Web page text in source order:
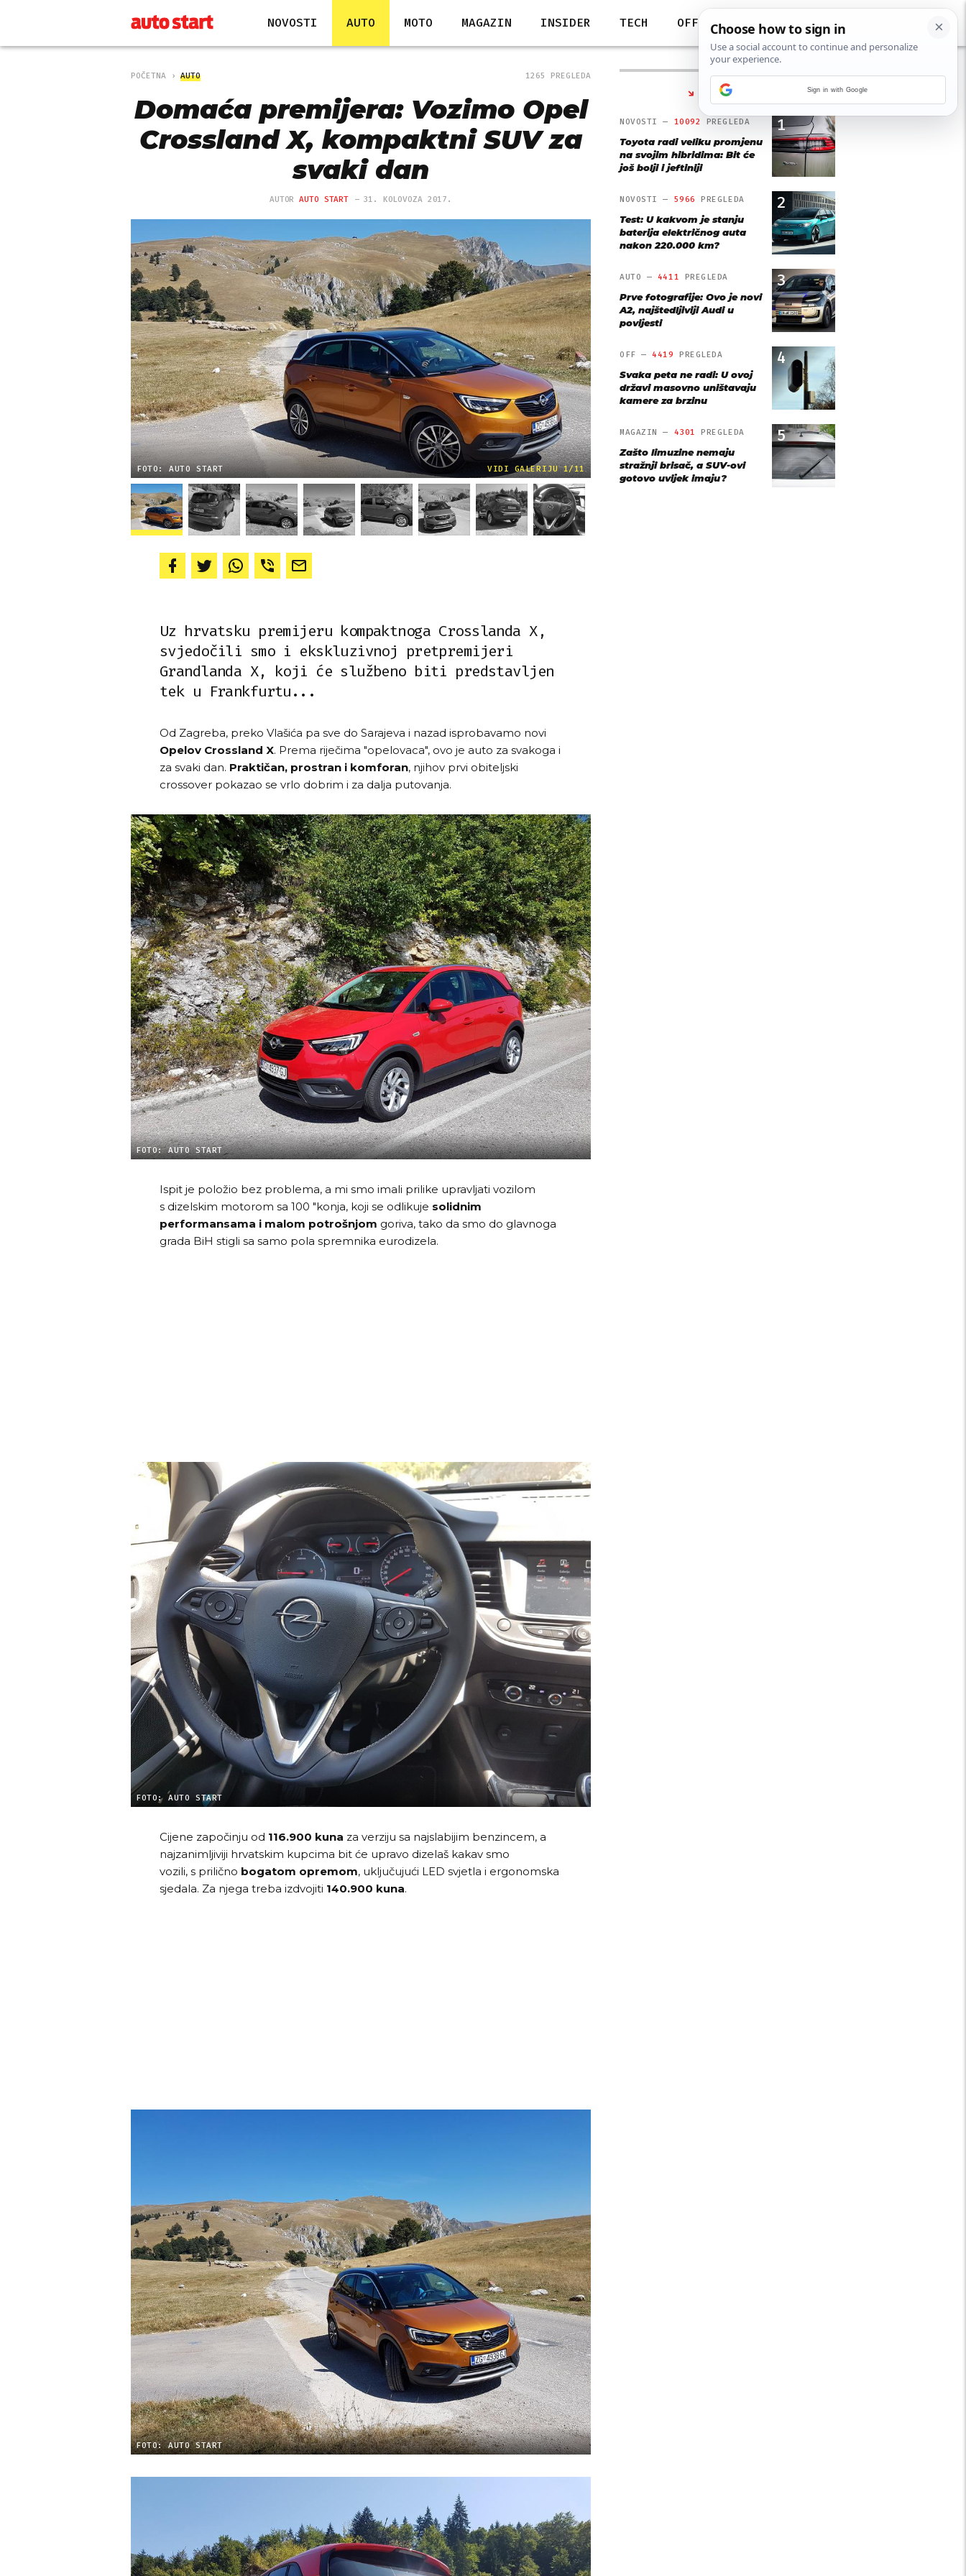
NOVOSTI AUTO MOTO MAGAZIN INSIDER TECH OFF
POČETNA AUTO 1265 PREGLEDA
Domaća premijera: Vozimo Opel
Crossland X, kompaktni SUV za
svaki dan
AUTORAUTO START 31. KOLOVOZA 2017.
FOTO: AUTO START VIDI GALERIJU 1/11
Uz hrvatsku premijeru kompaktnoga Crosslanda X,
svjedočili smo i ekskluzivnoj pretpremijeri
Grandlanda X, koji će službeno biti predstavljen
tek u Frankfurtu...
Od Zagreba, preko Vlašića pa sve do Sarajeva i nazad isprobavamo novi
Opelov Crossland X. Prema riječima "opelovaca", ovo je auto za svakoga i
za svaki dan. Praktičan, prostran i komforan, njihov prvi obiteljski
crossover pokazao se vrlo dobrim i za dalja putovanja.
FOTO: AUTO START
Ispit je položio bez problema, a mi smo imali prilike upravljati vozilom
s dizelskim motorom sa 100 "konja, koji se odlikuje solidnim
performansama i malom potrošnjom goriva, tako da smo do glavnoga
grada BiH stigli sa samo pola spremnika eurodizela.
FOTO: AUTO START
Cijene započinju od 116.900 kuna za verziju sa najslabijim benzincem, a
najzanimljiviji hrvatskim kupcima bit će upravo dizelaš kakav smo
vozili, s prilično bogatom opremom, uključujući LED svjetla i ergonomska
sjedala. Za njega treba izdvojiti 140.900 kuna.
FOTO: AUTO START
NAJČITANIJE
1
NOVOSTI — 10092 PREGLEDA
Toyota radi veliku promjenu
na svojim hibridima: Bit će
još bolji i jeftiniji
2
NOVOSTI — 5966 PREGLEDA
Test: U kakvom je stanju
baterija električnog auta
nakon 220.000 km?
3
AUTO — 4411 PREGLEDA
Prve fotografije: Ovo je novi
A2, najštedljiviji Audi u
povijesti
4
OFF —4419 PREGLEDA
Svaka peta ne radi: U ovoj
državi masovno uništavaju
kamere za brzinu
5
MAGAZIN — 4301 PREGLEDA
Zašto limuzine nemaju
stražnji brisač, a SUV-ovi
gotovo uvijek imaju?
Sign in with Google